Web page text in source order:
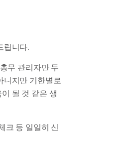
립니다.
무 관리자만 두
니지만 기한별로
될 것 같은 생
크 등 일일히 신